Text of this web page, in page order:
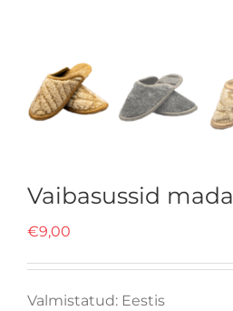
Vaibasussid
€9,00
Valmistatud: Eestis